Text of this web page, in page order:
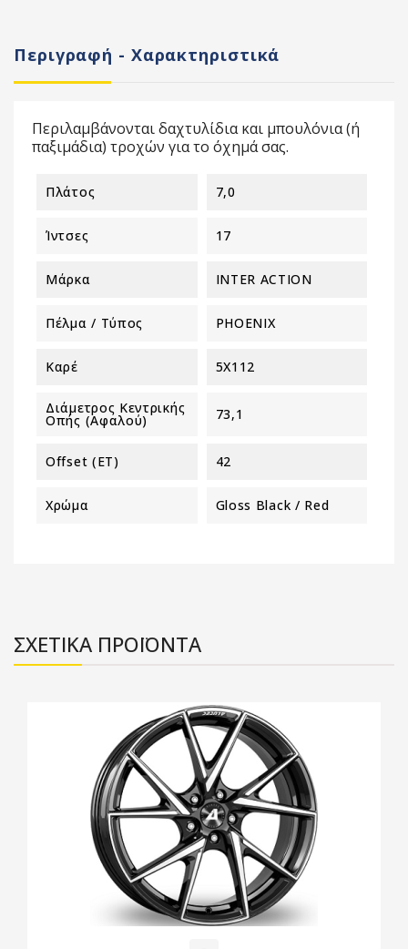
Περιγραφή - Χαρακτηριστικά
Περιλαμβάνονται δαχτυλίδια και μπουλόνια (ή
παξιμάδια) τροχών για το όχημά σας.
Πλάτος 7,0
Ίντσες 17
Μάρκα INTER ACTION
Πέλμα / Τύπος PHOENIX
Καρέ 5X112
Διάμετρος Κεντρικής
Οπής (αφαλού) 73,1
Offset (ET) 42
Χρώμα Gloss Black / Red
ΣΧΕΤΙΚΑ ΠΡΟΪΟΝΤΑ